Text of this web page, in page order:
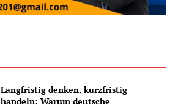
Langfristig denken, kurzfristig
handeln: Warum deutsche